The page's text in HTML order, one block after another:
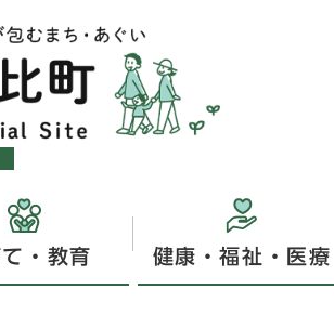
・教育 健康・福祉・医療